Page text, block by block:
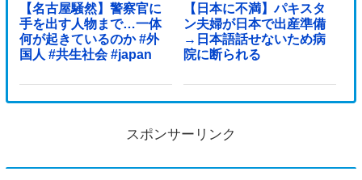
【名古屋騒然】警察官に
手を出す人物まで…一体
何が起きているのか #外
国人 #共生社会 #japan
【日本に不満】パキスタ
ン夫婦が日本で出産準備
→日本語話せないため病
院に断られる
スポンサーリンク